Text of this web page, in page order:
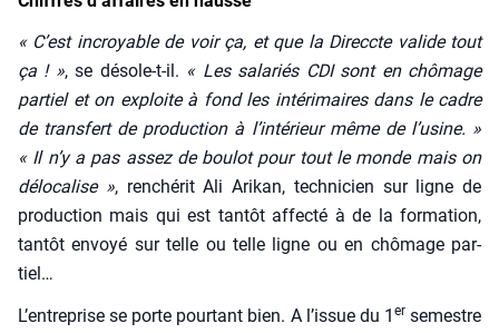
« C’est incroyable de voir ça, et que la Direccte valide tout
ça ! », se désole-t-il. « Les sala­riés CDI sont en chô­mage
par­tiel et on exploite à fond les inté­ri­maires dans le cadre
de trans­fert de pro­duc­tion à l’intérieur même de l’usine. »
« Il n’y a pas assez de bou­lot pour tout le monde mais on
délo­ca­lise », ren­ché­rit Ali Ari­kan, tech­ni­cien sur ligne de
pro­duc­tion mais qui est tan­tôt affec­té à de la for­ma­tion,
tan­tôt envoyé sur telle ou telle ligne ou en chô­mage par­
tiel…
L’entreprise se porte pour­tant bien. A l’issue du 1 er semestre